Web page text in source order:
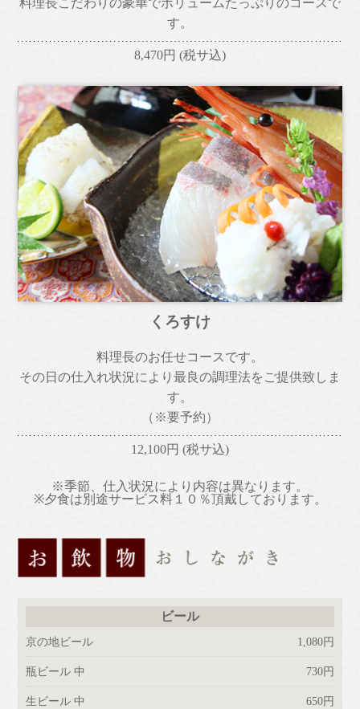
料理長こだわりの豪華でボリュームたっぷりのコースで
す。
8,470円 (税サ込)
くろすけ
料理長のお任せコースです。
その日の仕入れ状況により最良の調理法をご提供致しま
す。
（※要予約）
12,100円 (税サ込)
※季節、仕入状況により内容は異なります。
※夕食は別途サービス料１０％頂戴しております。
ビール
京の地ビール 1,080円
瓶ビール 中 730円
生ビール 中 650円